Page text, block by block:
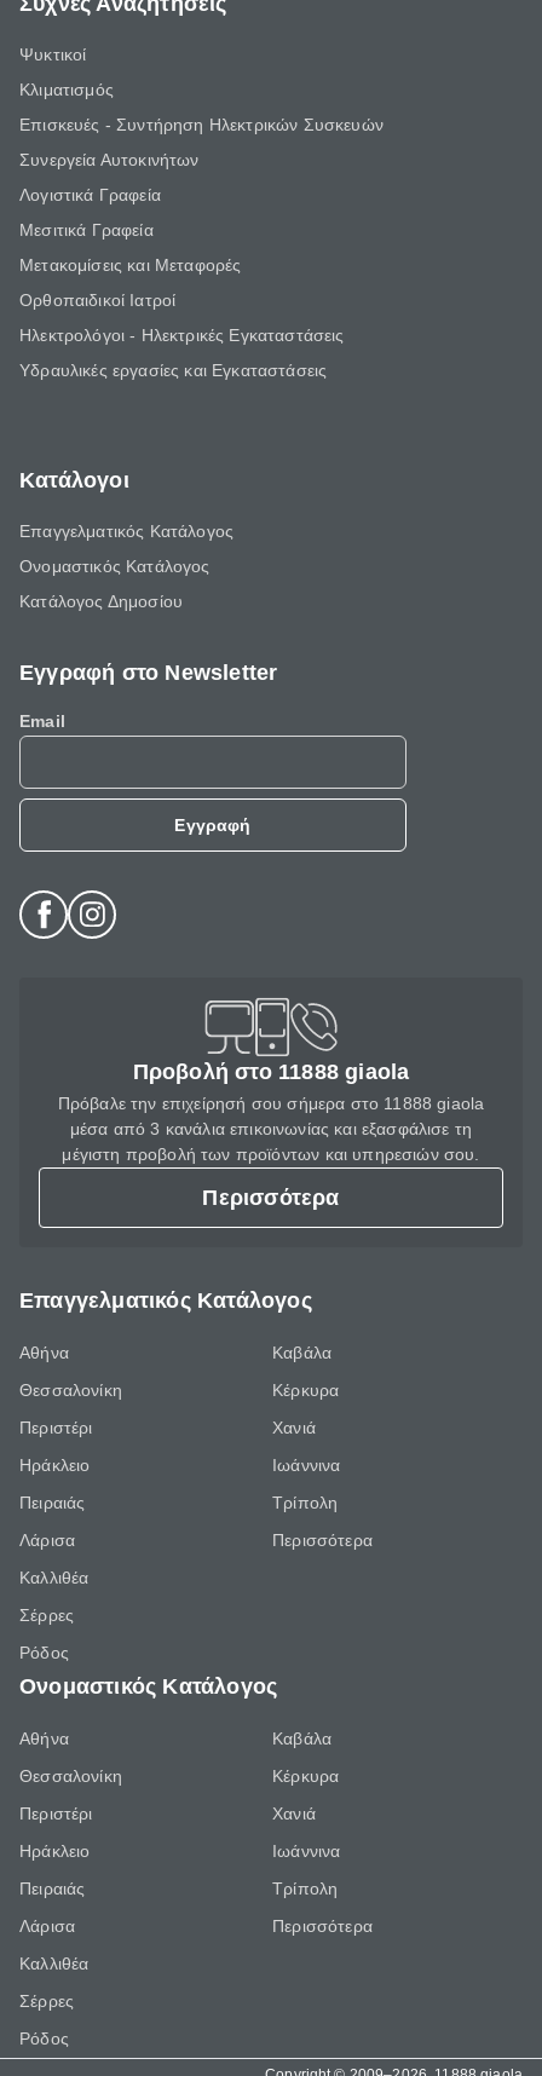
Ψυκτικοί
Κλιματισμός
Επισκευές - Συντήρηση Ηλεκτρικών Συσκευών
Συνεργεία Αυτοκινήτων
Λογιστικά Γραφεία
Μεσιτικά Γραφεία
Μετακομίσεις και Μεταφορές
Ορθοπαιδικοί Ιατροί
Ηλεκτρολόγοι - Ηλεκτρικές Εγκαταστάσεις
Υδραυλικές εργασίες και Εγκαταστάσεις
Κατάλογοι
Επαγγελματικός Κατάλογος
Ονομαστικός Κατάλογος
Κατάλογος Δημοσίου
Εγγραφή στο Newsletter
Email
Εγγραφή
Προβολή στο 11888 giaola
Πρόβαλε την επιχείρησή σου σήμερα στο 11888 giaola
μέσα από 3 κανάλια επικοινωνίας και εξασφάλισε τη
μέγιστη προβολή των προϊόντων και υπηρεσιών σου.
Περισσότερα
Επαγγελματικός Κατάλογος
Αθήνα
Θεσσαλονίκη
Περιστέρι
Ηράκλειο
Πειραιάς
Λάρισα
Καλλιθέα
Σέρρες
Ρόδος
Καβάλα
Κέρκυρα
Χανιά
Ιωάννινα
Τρίπολη
Περισσότερα
Ονομαστικός Κατάλογος
Αθήνα
Θεσσαλονίκη
Περιστέρι
Ηράκλειο
Πειραιάς
Λάρισα
Καλλιθέα
Σέρρες
Ρόδος
Καβάλα
Κέρκυρα
Χανιά
Ιωάννινα
Τρίπολη
Περισσότερα